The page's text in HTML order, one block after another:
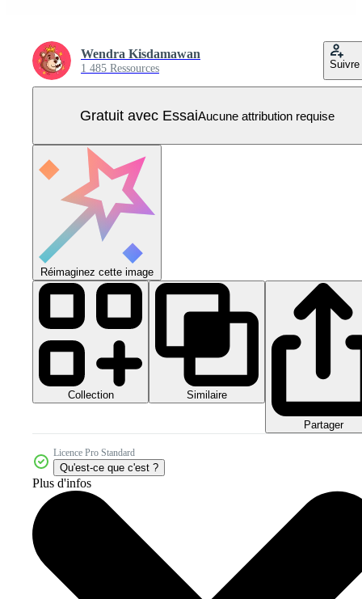
Wendra Kisdamawan
1 485 Ressources Suivre
Gratuit avec EssaiAucune attribution requise
Réimaginez cette image
Collection Similaire
Partager
Licence Pro Standard
Qu'est-ce que c'est ?
Plus d'infos